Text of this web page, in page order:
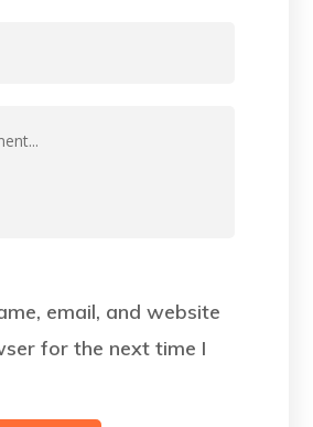
email, and website
for the next time I